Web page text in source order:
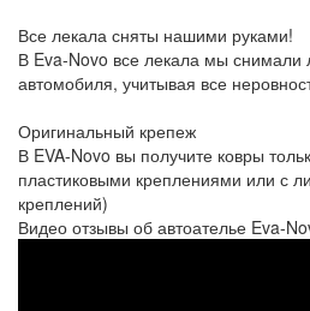
Все лекала сняты нашими руками!
В Eva-Novo все лекала мы снимали
автомобиля, учитывая все
Оригинальный крепеж
В EVA-Novo вы получите ковры
пластиковыми креплениями или с
креплений)
Видео отзывы об автоателье Eva-